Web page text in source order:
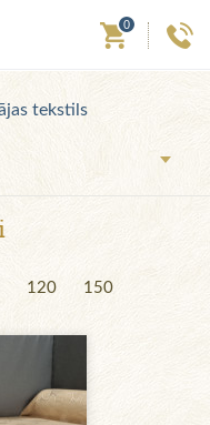
0
tekstils
120 150